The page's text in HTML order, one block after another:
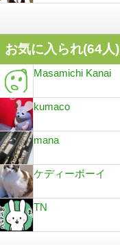
お気に入られ(64人)
Masamichi Kanai
kumaco
mana
ケディーボーイ
TN